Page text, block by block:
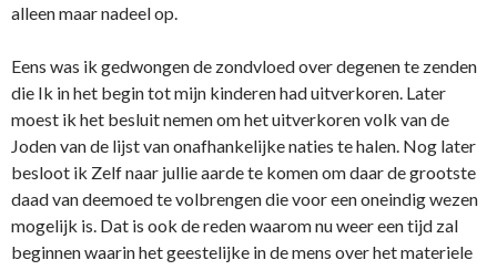
alleen maar nadeel op.
Eens was ik gedwongen de zondvloed over degenen te zenden
die Ik in het begin tot mijn kinderen had uitverkoren. Later
moest ik het besluit nemen om het uitverkoren volk van de
Joden van de lijst van onafhankelijke naties te halen. Nog later
besloot ik Zelf naar jullie aarde te komen om daar de grootste
daad van deemoed te volbrengen die voor een oneindig wezen
mogelijk is. Dat is ook de reden waarom nu weer een tijd zal
beginnen waarin het geestelijke in de mens over het materiele